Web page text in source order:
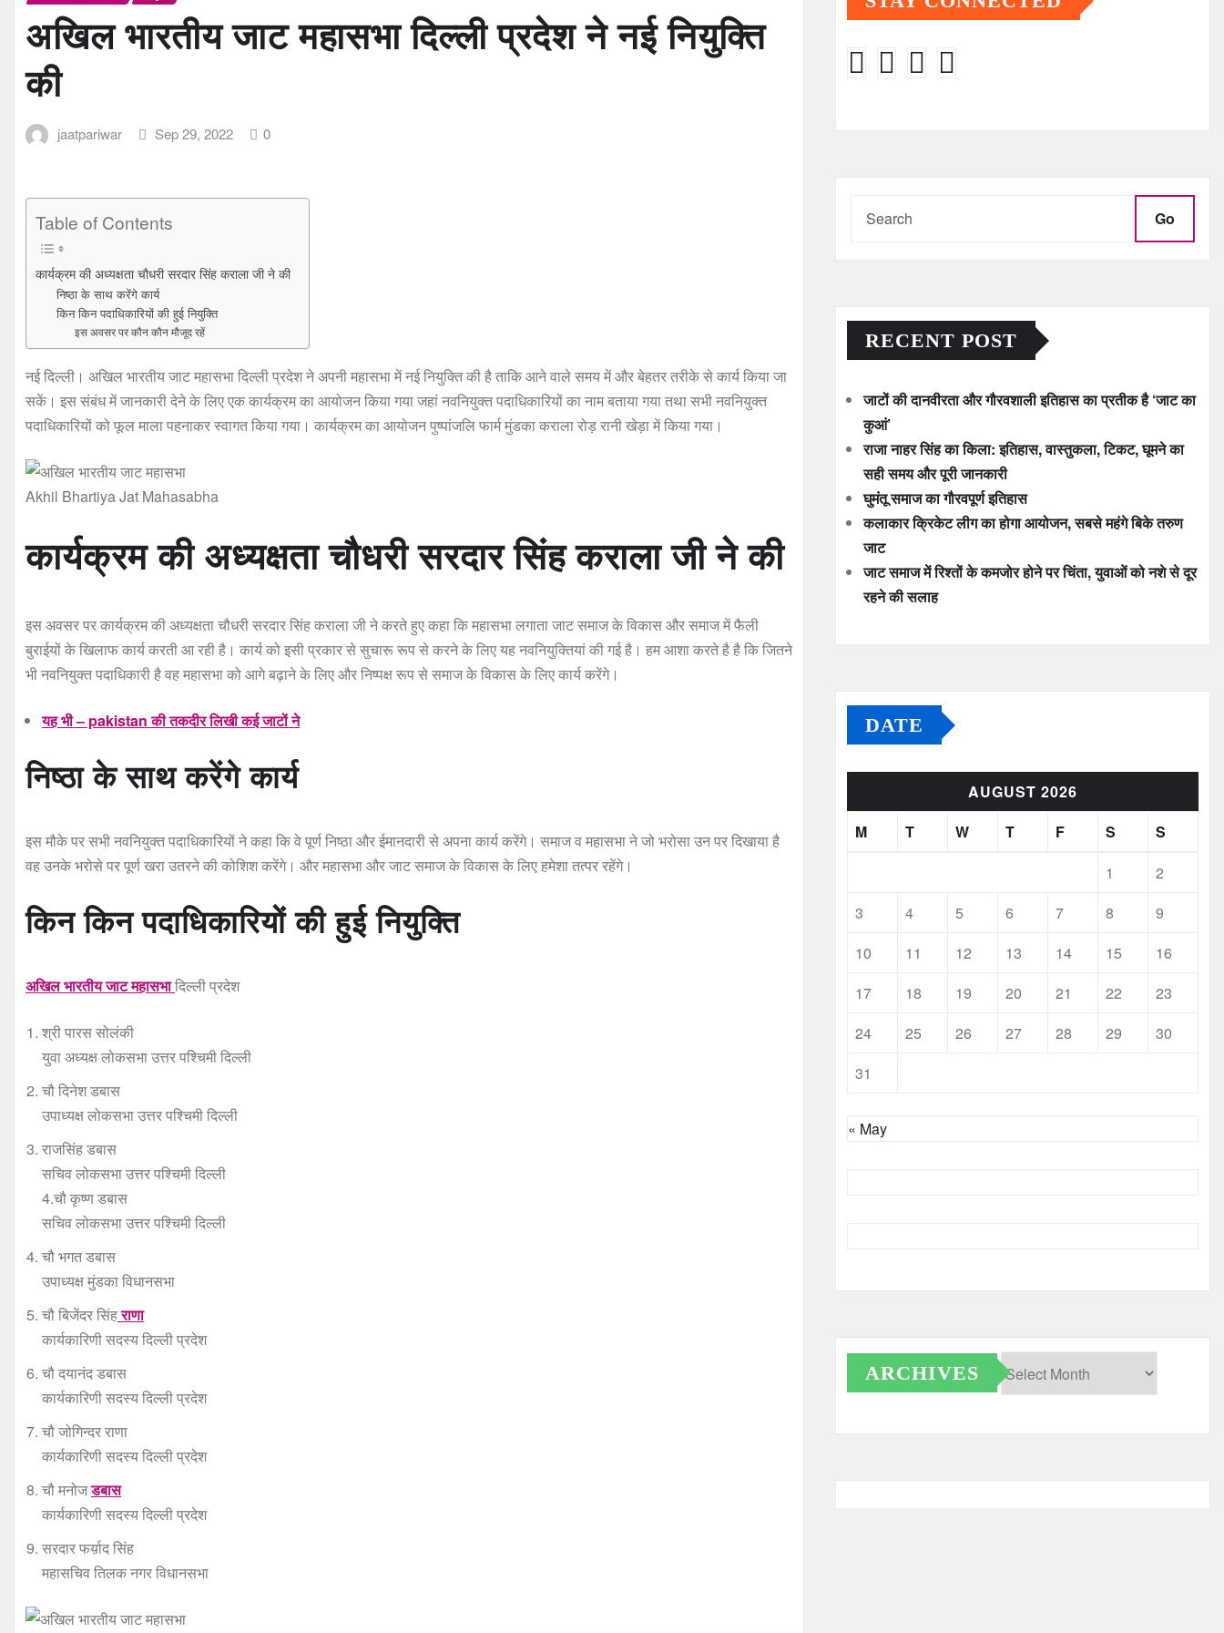
अखिल भारतीय जाट महासभा दिल्ली प्रदेश ने नई नियुक्ति
की
jaatpariwar Sep 29, 2022 0
Table of Contents
कार्यक्रम की अध्यक्षता चौधरी सरदार सिंह कराला जी ने की
निष्ठा के साथ करेंगे कार्य
किन किन पदाधिकारियों की हुई नियुक्ति
इस अवसर पर कौन कौन मौजूद रहें
नई दिल्ली। अखिल भारतीय जाट महासभा दिल्ली प्रदेश ने अपनी महासभा में नई नियुक्ति की है ताकि आने वाले समय में और बेहतर तरीके से कार्य किया जा
सकें। इस संबंध में जानकारी देने के लिए एक कार्यक्रम का आयोजन किया गया जहां नवनियुक्त पदाधिकारियों का नाम बताया गया तथा सभी नवनियुक्त
पदाधिकारियों को फूल माला पहनाकर स्वागत किया गया। कार्यक्रम का आयोजन पुष्पांजलि फार्म मुंडका कराला रोड़ रानी खेड़ा में किया गया।
Akhil Bhartiya Jat Mahasabha
कार्यक्रम की अध्यक्षता चौधरी सरदार सिंह कराला जी ने की
इस अवसर पर कार्यक्रम की अध्यक्षता चौधरी सरदार सिंह कराला जी ने करते हुए कहा कि महासभा लगाता जाट समाज के विकास और समाज में फैली
बुराईयों के खिलाफ कार्य करती आ रही है। कार्य को इसी प्रकार से सुचारू रूप से करने के लिए यह नवनियुक्तियां की गई है। हम आशा करते है है कि जितने
भी नवनियुक्त पदाधिकारी है वह महासभा को आगे बढ़ाने के लिए और निष्पक्ष रूप से समाज के विकास के लिए कार्य करेंगे।
यह भी – pakistan की तकदीर लिखी कई जाटों ने
निष्ठा के साथ करेंगे कार्य
इस मौके पर सभी नवनियुक्त पदाधिकारियों ने कहा कि वे पूर्ण निष्ठा और ईमानदारी से अपना कार्य करेंगे। समाज व महासभा ने जो भरोसा उन पर दिखाया है
वह उनके भरोसे पर पूर्ण खरा उतरने की कोशिश करेंगे। और महासभा और जाट समाज के विकास के लिए हमेशा तत्पर रहेंगे।
किन किन पदाधिकारियों की हुई नियुक्ति
अखिल भारतीय जाट महासभादिल्ली प्रदेश
श्री पारस सोलंकी
युवा अध्यक्ष लोकसभा उत्तर पश्चिमी दिल्ली
चौ दिनेश डबास
उपाध्यक्ष लोकसभा उत्तर पश्चिमी दिल्ली
राजसिंह डबास
सचिव लोकसभा उत्तर पश्चिमी दिल्ली
4.चौ कृष्ण डबास
सचिव लोकसभा उत्तर पश्चिमी दिल्ली
चौ भगत डबास
उपाध्यक्ष मुंडका विधानसभा
चौ बिजेंदर सिंहराणा
कार्यकारिणी सदस्य दिल्ली प्रदेश
चौ दयानंद डबास
कार्यकारिणी सदस्य दिल्ली प्रदेश
चौ जोगिन्दर राणा
कार्यकारिणी सदस्य दिल्ली प्रदेश
चौ मनोजडबास
कार्यकारिणी सदस्य दिल्ली प्रदेश
सरदार फर्य़ाद सिंह
महासचिव तिलक नगर विधानसभा
Go
RECENT POST
जाटों की दानवीरता और गौरवशाली इतिहास का प्रतीक है ‘जाट का
कुआं’
राजा नाहर सिंह का किला: इतिहास, वास्तुकला, टिकट, घूमने का
सही समय और पूरी जानकारी
घुमंतू समाज का गौरवपूर्ण इतिहास
कलाकार क्रिकेट लीग का होगा आयोजन, सबसे महंगे बिके तरुण
जाट
जाट समाज में रिश्तों के कमजोर होने पर चिंता, युवाओं को नशे से दूर
रहने की सलाह
DATE
AUGUST 2026
M
T W T F S
S
1
2
3
4 5 6 7 8
9
10
11 12 13 14 15
16
17
18 19 20 21 22
23
24
25 26 27 28 29
30
31
« May
ARCHIVES